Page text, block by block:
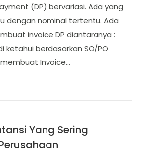
(DP) bervariasi. Ada yang
dengan nominal tertentu. Ada
invoice DP diantaranya :
ketahui berdasarkan SO/PO
Invoice…
Yang Sering